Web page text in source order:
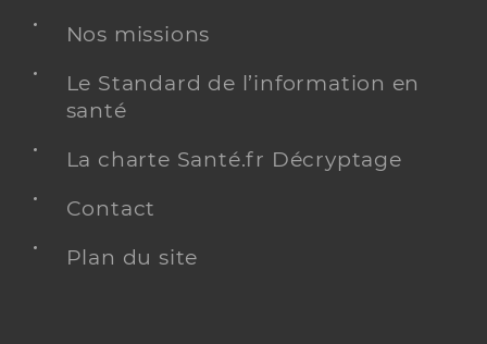
Nos missions
Le Standard de l’information en
santé
La charte Santé.fr Décryptage
Contact
Plan du site